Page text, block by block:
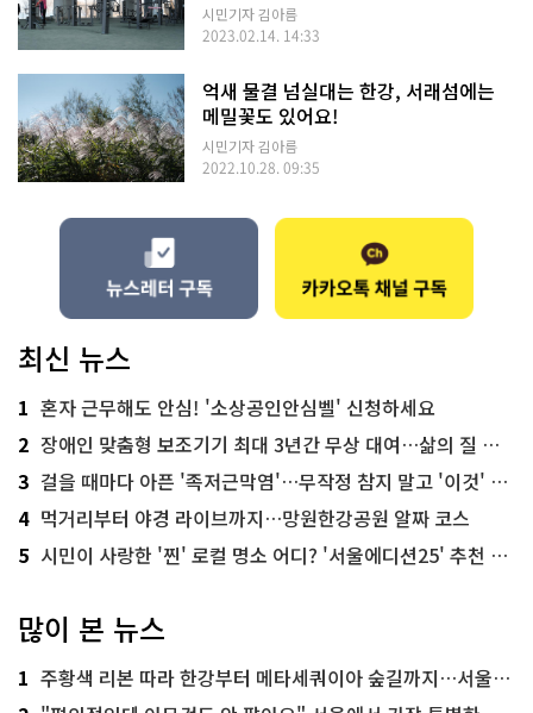
시민기자 김아름
2023.02.14. 14:33
억새 물결 넘실대는 한강, 서래섬에는
메밀꽃도 있어요!
시민기자 김아름
2022.10.28. 09:35
최신 뉴스
1 혼자 근무해도 안심! '소상공인안심벨' 신청하세요
2 장애인 맞춤형 보조기기 최대 3년간 무상 대여…삶의 질 높인다
3 걸을 때마다 아픈 '족저근막염'…무작정 참지 말고 '이것' 해보세요!
4 먹거리부터 야경 라이브까지…망원한강공원 알짜 코스
5 시민이 사랑한 '찐' 로컬 명소 어디? '서울에디션25' 추천 코스
많이 본 뉴스
1 주황색 리본 따라 한강부터 메타세쿼이아 숲길까지…서울둘레길 15코스